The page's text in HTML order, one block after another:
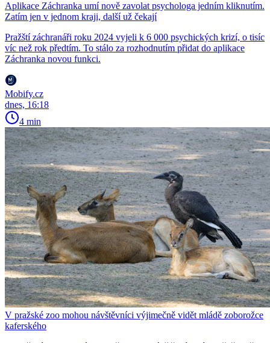
Aplikace Záchranka umí nově zavolat psychologa jedním kliknutím.
Zatím jen v jednom kraji, další už čekají
Pražští záchranáři roku 2024 vyjeli k 6 000 psychických krizí, o tisíc
víc než rok předtím. To stálo za rozhodnutím přidat do aplikace
Záchranka novou funkci.
Mobify.cz
dnes, 16:18
4 min
V pražské zoo mohou návštěvníci výjimečně vidět mládě zoborožce
kaferského